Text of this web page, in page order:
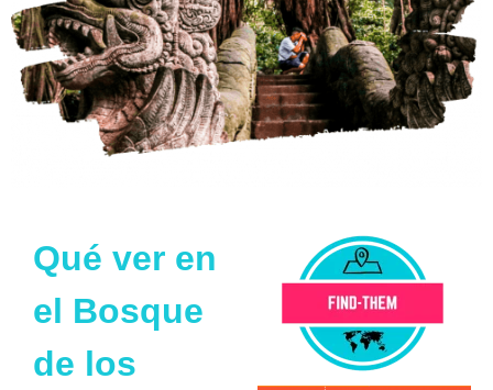
Qué ver en
el Bosque
de los